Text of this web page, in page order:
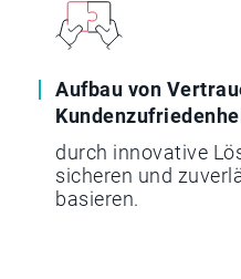
Aufbau von
durch innovative
sicheren und
basieren.